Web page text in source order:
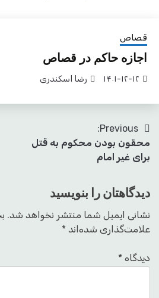
قصاص
اجازه حاکم در قصاص
۱۴۰۱-۱۲-۱۲ رضا اسکندری
راهبری
نوشته
Previous:
محقون بودن محکوم به قتل
برای غیر امام
دیدگاهتان را بنویسید
نشانی ایمیل شما منتشر نخواهد شد.
علامت‌گذاری شده‌اند *
دیدگاه *